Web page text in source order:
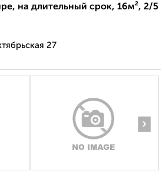
на длительный срок, 16м², 2/5
27
›